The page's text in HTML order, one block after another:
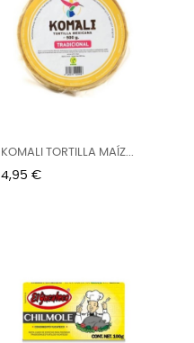
KOMALI TORTILLA MAÍZ...
Precio
4,95 €